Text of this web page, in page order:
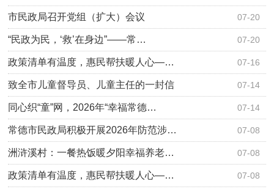
07-20
市民政局召开党组（扩大）会议
07-20
“民政为民，‘救’在身边”——常…
07-16
政策清单有温度，惠民帮扶暖人心—…
07-14
致全市儿童督导员、儿童主任的一封信
07-14
同心织“童”网，2026年“幸福常德…
07-08
常德市民政局积极开展2026年防范涉…
07-08
洲浒溪村：一餐热饭暖夕阳幸福养老…
07-08
政策清单有温度，惠民帮扶暖人心—…